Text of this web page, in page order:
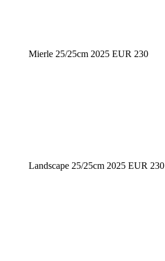
Mierle 25/25cm 2025 EUR 230
Landscape 25/25cm 2025 EUR 230